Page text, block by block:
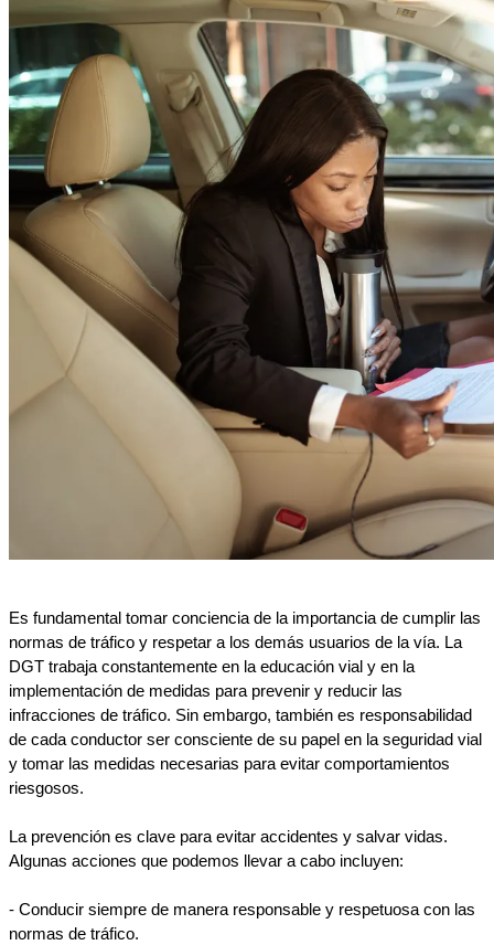
Es fundamental tomar conciencia de la importancia de cumplir las
normas de tráfico y respetar a los demás usuarios de la vía. La
DGT trabaja constantemente en la educación vial y en la
implementación de medidas para prevenir y reducir las
infracciones de tráfico. Sin embargo, también es responsabilidad
de cada conductor ser consciente de su papel en la seguridad vial
y tomar las medidas necesarias para evitar comportamientos
riesgosos.
La prevención es clave para evitar accidentes y salvar vidas.
Algunas acciones que podemos llevar a cabo incluyen:
- Conducir siempre de manera responsable y respetuosa con las
normas de tráfico.